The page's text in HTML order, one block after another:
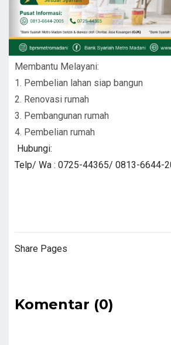
Membantu Melayani:
1. Pembelian lahan siap bangun
2. Renovasi rumah
3. Pembangunan rumah
4. Pembelian rumah
Hubungi:
Telp/ Wa : 0725-44365/ 0813-6644-
Share Pages
Komentar (0)